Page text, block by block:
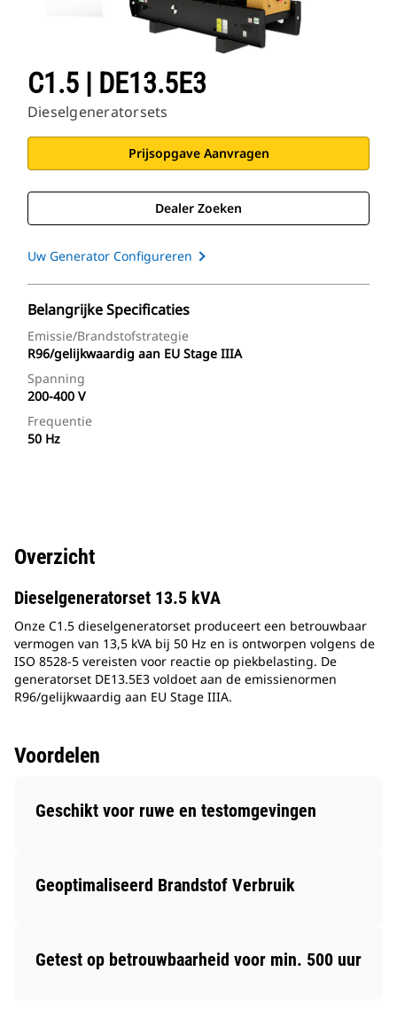
Cat Toepassingen
C1.5 | DE13.5E3
Dieselgeneratorsets
Prijsopgave Aanvragen
Dealer Zoeken
Uw Generator Configureren
Belangrijke Specificaties
Emissie/brandstofstrategie
R96/gelijkwaardig aan EU Stage IIIA
Spanning
200-400 V
Frequentie
50 Hz
Overzicht
Dieselgeneratorset 13.5 kVA
Onze C1.5 dieselgeneratorset produceert een betrouwbaar
vermogen van 13,5 kVA bij 50 Hz en is ontworpen volgens de
ISO 8528-5 vereisten voor reactie op piekbelasting. De
generatorset DE13.5E3 voldoet aan de emissienormen
R96/gelijkwaardig aan EU Stage IIIA.
Voordelen
Geschikt voor ruwe en testomgevingen
Geoptimaliseerd Brandstof Verbruik
Getest op betrouwbaarheid voor min. 500 uur